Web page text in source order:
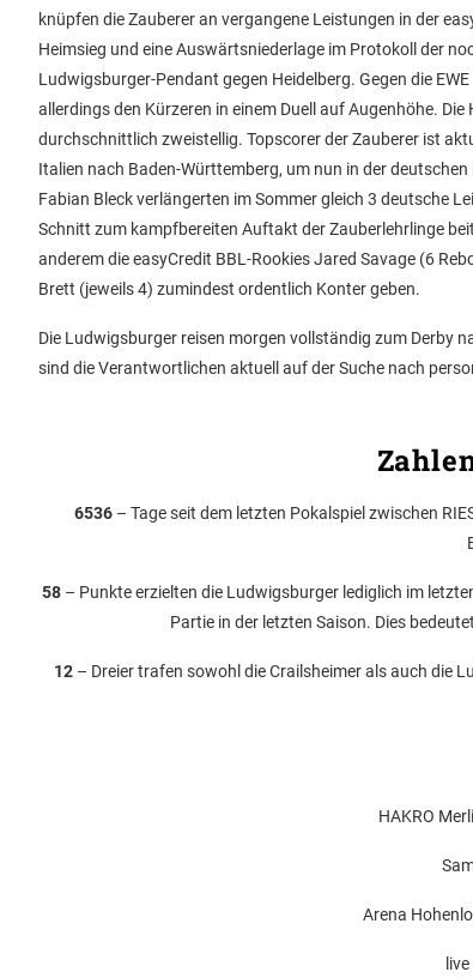
knüpfen die Zauberer an vergangene Leistungen in der
Heimsieg und eine Auswärtsniederlage im Protokoll der
Ludwigsburger-Pendant gegen Heidelberg. Gegen die
allerdings den Kürzeren in einem Duell auf Augenhöhe.
durchschnittlich zweistellig. Topscorer der Zauberer ist
Italien nach Baden-Württemberg, um nun in der
Fabian Bleck verlängerten im Sommer gleich 3 deutsche
Schnitt zum kampfbereiten Auftakt der Zauberlehrlinge
anderem die easyCredit BBL-Rookies Jared Savage (6
Brett (jeweils 4) zumindest ordentlich Konter geben.
Die Ludwigsburger reisen morgen vollständig zum Derby
sind die Verantwortlichen aktuell auf der Suche nach
6536 – Tage seit dem letzten Pokalspiel zwischen
58– Punkte erzielten die Ludwigsburger lediglich im
Partie in der letzten Saison. Dies
12 – Dreier trafen sowohl die Crailsheimer als auch die
HAKRO
Arena